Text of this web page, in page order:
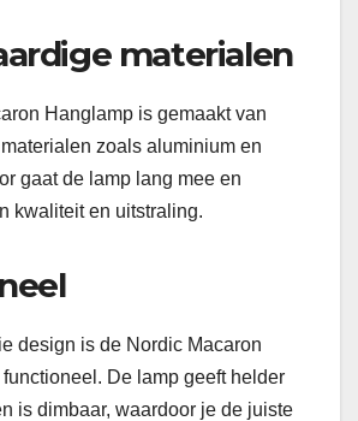
materialen
Hanglamp is gemaakt van
zoals aluminium en
gaat de lamp lang mee en
kwaliteit en uitstraling.
design is de Nordic Macaron
De lamp geeft helder
is dimbaar, waardoor je de juiste